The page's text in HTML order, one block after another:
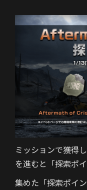
ミッションで獲得
を進むと「探索ポ
集めた「探索ポイ